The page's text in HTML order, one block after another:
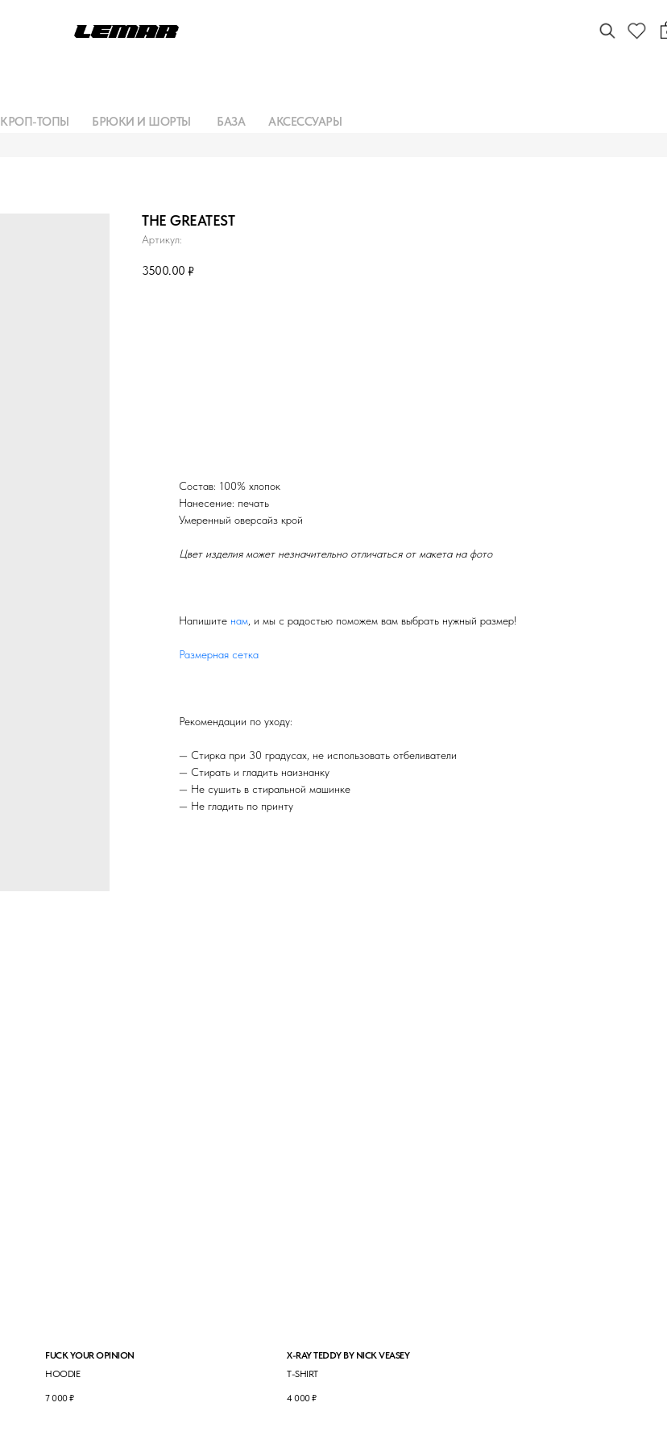
АКСЕССУАРЫ
БАЗА
БРЮКИ И ШОРТЫ
КРОП-ТОПЫ
THE GREATEST
Артикул:
3500.00 ₽
Состав: 100% хлопок
Нанесение: печать
Умеренный оверсайз крой
Цвет изделия может незначительно отличаться от макета на фото
Напишите нам , и мы с радостью поможем вам выбрать нужный размер!
Размерная сетка
Рекомендации по уходу:
— Стирка при 30 градусах, не использовать отбеливатели
— Стирать и гладить наизнанку
— Не сушить в стиральной машинке
— Не гладить по принту
FUCK YOUR OPINION
HOODIE
7 000₽
X-RAY TEDDY BY NICK VEASEY
T-SHIRT
4 000₽